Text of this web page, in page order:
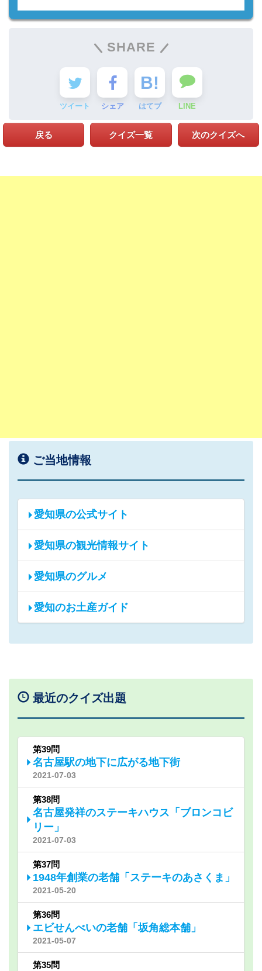
SHARE
ツイート シェア はてブ LINE
戻る クイズ一覧 次のクイズへ
ご当地情報
愛知県の公式サイト
愛知県の観光情報サイト
愛知県のグルメ
愛知のお土産ガイド
最近のクイズ出題
第39問
名古屋駅の地下に広がる地下街
2021-07-03
第38問
名古屋発祥のステーキハウス「ブロンコビ
リー」
2021-07-03
第37問
1948年創業の老舗「ステーキのあさくま」
2021-05-20
第36問
エビせんべいの老舗「坂角総本舗」
2021-05-07
第35問